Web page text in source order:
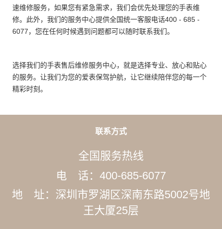
速维修服务，如果您有紧急需求，我们会优先处理您的手表维
修。此外，我们的服务中心提供全国统一客服电话400 - 685 -
6077，您在任何时候遇到问题都可以随时联系我们。
选择我们的手表售后维修服务中心，就是选择专业、放心和贴心
的服务。让我们为您的爱表保驾护航，让它继续陪伴您的每一个
精彩时刻。
联系方式
全国服务热线
电 话：400-685-6077
地 址：深圳市罗湖区深南东路5002号地
王大厦25层